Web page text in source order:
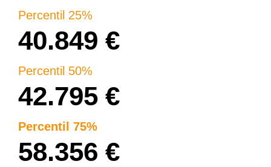
Percentil 25%
40.849 €
Percentil 50%
42.795 €
Percentil 75%
58.356 €